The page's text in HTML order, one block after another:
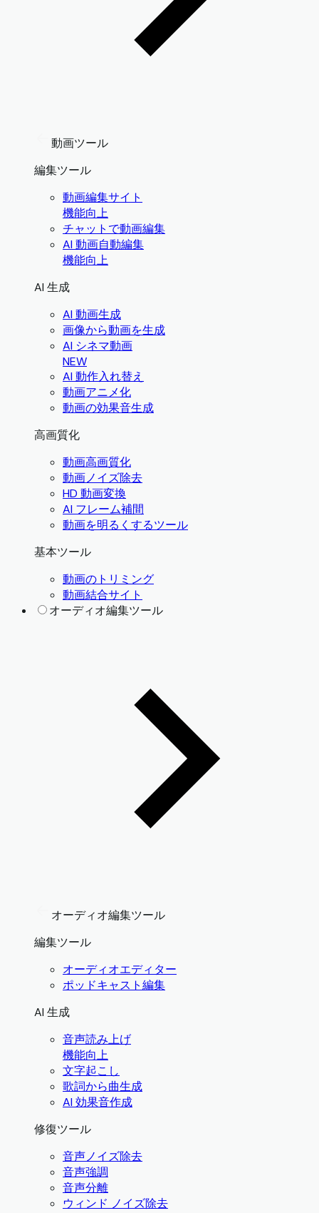
動画ツール
編集ツール
動画編集サイト
機能向上
チャットで動画編集
AI 動画自動編集
機能向上
AI 生成
AI 動画生成
画像から動画を生成
AI シネマ動画
NEW
AI 動作入れ替え
動画アニメ化
動画の効果音生成
高画質化
動画高画質化
動画ノイズ除去
HD 動画変換
AI フレーム補間
動画を明るくするツール
基本ツール
動画のトリミング
動画結合サイト
オーディオ編集ツール
オーディオ編集ツール
編集ツール
オーディオエディター
ポッドキャスト編集
AI 生成
音声読み上げ
機能向上
文字起こし
歌詞から曲生成
AI 効果音作成
修復ツール
音声ノイズ除去
音声強調
音声分離
ウィンド ノイズ除去